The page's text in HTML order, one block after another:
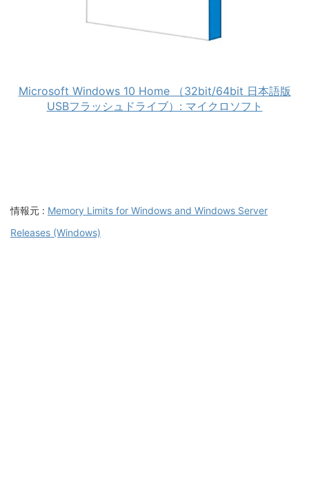
Microsoft Windows 10 Home （32bit/64bit 日本語版
USBフラッシュドライブ）: マイクロソフト
情報元 : Memory Limits for Windows and Windows Server
Releases (Windows)